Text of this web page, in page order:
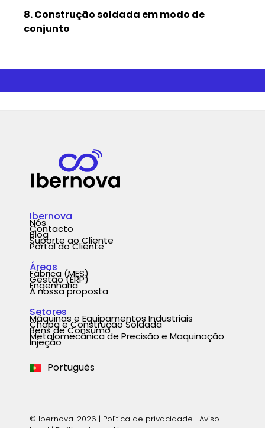
8. Construção soldada em modo de
conjunto
Ibernova
Nós
Contacto
Blog
Suporte ao Cliente
Portal do Cliente
Áreas
Fábrica (MES)
Gestão (ERP)
Engenharia
A nossa proposta
Setores
Máquinas e Equipamentos Industriais
Chapa e Construção Soldada
Bens de Consumo
Metalomecânica de Precisão e Maquinação
Injeção
Português
Español
English
Deutsch
© Ibernova. 2026 | Política de privacidade | Aviso